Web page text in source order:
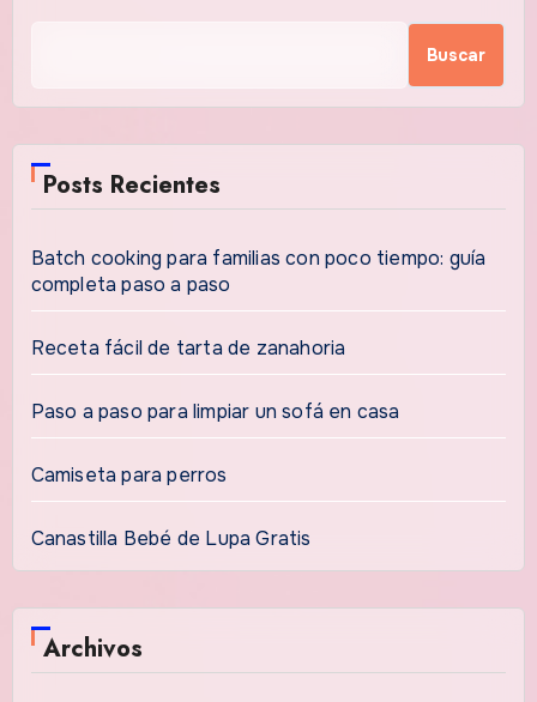
Buscar
Posts Recientes
Batch cooking para familias con poco tiempo: guía
completa paso a paso
Receta fácil de tarta de zanahoria
Paso a paso para limpiar un sofá en casa
Camiseta para perros
Canastilla Bebé de Lupa Gratis
Archivos